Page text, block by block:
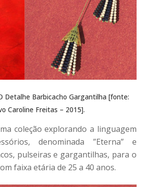
Detalhe Barbicacho Gargantilha [fonte:
Caroline Freitas – 2015].
coleção explorando a linguagem
denominada ”Eterna” e
pulseiras e gargantilhas, para o
faixa etária de 25 a 40 anos.